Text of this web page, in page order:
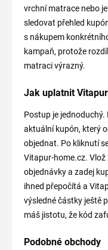
vrchní matrace nebo
sledovat přehled
s nákupem
kampaň, protože
matraci výrazný.
Jak uplatnit
Postup je
aktuální kupón, který
objednat. Po kliknutí
Vitapur-home.cz.
objednávky a zadej
ihned přepočítá a
výsledné částky ještě
máš jistotu, že kód
Podobné obchody